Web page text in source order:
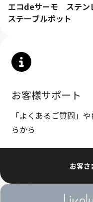
クリア
エコdeサーモ ステン
ステーブルポット
お客様サポート
「よくあるご質問」
らから
お客さ